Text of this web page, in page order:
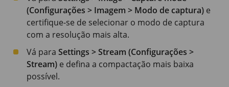
(Configurações > Imagem > Modo de captura) e
certifique-se de selecionar o modo de captura
com a resolução mais alta.
Vá para Settings > Stream (Configurações >
Stream) e defina a compactação mais baixa
possível.